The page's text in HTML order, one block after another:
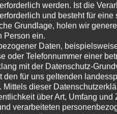
werden. Ist die
und besteht für eine
Grundlage, holen wir
Person ein.
Daten,
oder Telefonnummer einer
mit der Datenschutz-
den für uns geltenden
Mittels dieser
über Art, Umfang und
verarbeiteten